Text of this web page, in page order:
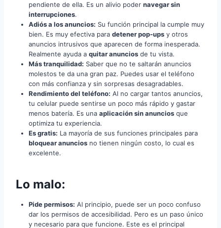
pendiente de ella. Es un alivio poder navegar sin
interrupciones.
Adiós a los anuncios: Su función principal la cumple muy
bien. Es muy efectiva para detener pop-ups y otros
anuncios intrusivos que aparecen de forma inesperada.
Realmente ayuda a quitar anuncios de tu vista.
Más tranquilidad: Saber que no te saltarán anuncios
molestos te da una gran paz. Puedes usar el teléfono
con más confianza y sin sorpresas desagradables.
Rendimiento del teléfono: Al no cargar tantos anuncios,
tu celular puede sentirse un poco más rápido y gastar
menos batería. Es una aplicación sin anuncios que
optimiza tu experiencia.
Es gratis: La mayoría de sus funciones principales para
bloquear anuncios no tienen ningún costo, lo cual es
excelente.
Lo malo:
Pide permisos: Al principio, puede ser un poco confuso
dar los permisos de accesibilidad. Pero es un paso único
y necesario para que funcione. Este es el principal